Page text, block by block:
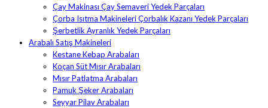
Çay Makinası Çay Semaveri Yedek Parçaları
Çorba Isıtma Makineleri Çorbalık Kazanı Yedek Parçaları
Şerbetlik Ayranlık Yedek Parçaları
Arabalı Satış Makineleri
Kestane Kebap Arabaları
Koçan Süt Mısır Arabaları
Mısır Patlatma Arabaları
Pamuk Şeker Arabaları
Seyyar Pilav Arabaları